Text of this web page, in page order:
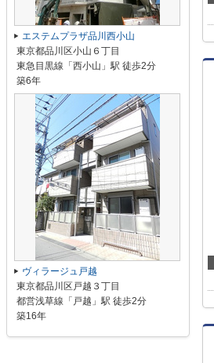
エステムプラザ品川西小山
東京都品川区小山６丁目
東急目黒線「西小山」駅 徒歩2分
築6年
ヴィラージュ戸越
東京都品川区戸越３丁目
都営浅草線「戸越」駅 徒歩2分
築16年